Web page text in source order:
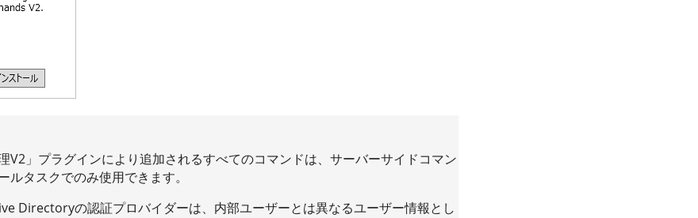
V2」プラグインにより追加されるすべてのコマンドは、サーバーサイドコマン
ルタスクでのみ使用できます。
Directoryの認証プロバイダーは、内部ユーザーとは異なるユーザー情報とし